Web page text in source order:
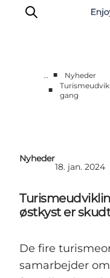
Nyheder
Partnerskab
… ■
Nyheder
■
gang
Nyheder
18. jan. 2024
østkyst er
De fire
samarbejder